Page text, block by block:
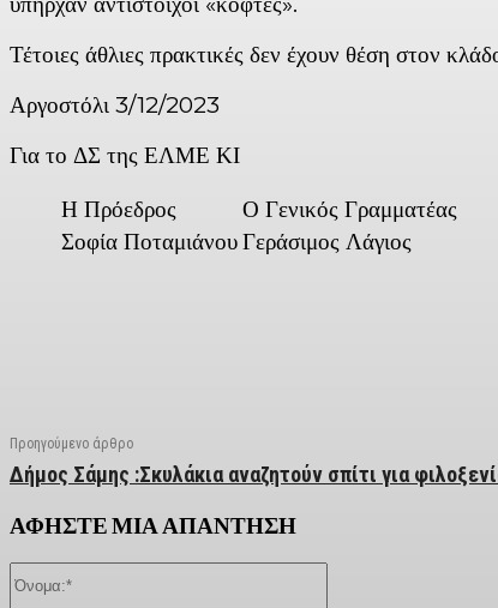
Τέτοιες άθλιες πρακτικές δεν έχουν θέση στον
Αργοστόλι 3/12/2023
Για το ΔΣ της ΕΛΜΕ ΚΙ
Η Πρόεδρος
Ο Γενικός Γραμματέας
Σοφία ΠοταμιάνουΓεράσιμος Λάγιος
Προηγούμενο άρθρο
Δήμος Σάμης :Σκυλάκια αναζητούν σπίτι για
ΑΦΗΣΤΕ ΜΙΑ ΑΠΑΝΤΗΣΗ